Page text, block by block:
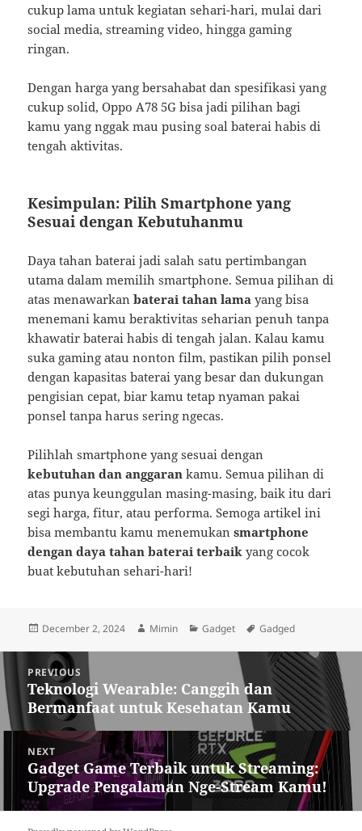
cukup lama untuk kegiatan sehari-hari, mulai dari
social media, streaming video, hingga gaming
ringan.
Dengan harga yang bersahabat dan spesifikasi yang
cukup solid, Oppo A78 5G bisa jadi pilihan bagi
kamu yang nggak mau pusing soal baterai habis di
tengah aktivitas.
Kesimpulan: Pilih Smartphone yang
Sesuai dengan Kebutuhanmu
Daya tahan baterai jadi salah satu pertimbangan
utama dalam memilih smartphone. Semua pilihan di
atas menawarkanbaterai tahan lama yang bisa
menemani kamu beraktivitas seharian penuh tanpa
khawatir baterai habis di tengah jalan. Kalau kamu
suka gaming atau nonton film, pastikan pilih ponsel
dengan kapasitas baterai yang besar dan dukungan
pengisian cepat, biar kamu tetap nyaman pakai
ponsel tanpa harus sering ngecas.
Pilihlah smartphone yang sesuai dengan
kebutuhan dan anggaran kamu. Semua pilihan di
atas punya keunggulan masing-masing, baik itu dari
segi harga, fitur, atau performa. Semoga artikel ini
bisa membantu kamu menemukansmartphone
dengan daya tahan baterai terbaik yang cocok
buat kebutuhan sehari-hari!
Posted
December 2, 2024 Author
Mimin Categories
Gadget Tags
Gadged
Post
navigation
PREVIOUS
Previous
post:
Teknologi Wearable: Canggih dan
Bermanfaat untuk Kesehatan Kamu
NEXT
Next
post:
Gadget Game Terbaik untuk Streaming:
Upgrade Pengalaman Nge-Stream Kamu!